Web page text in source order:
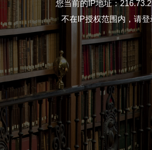
您当前的IP地址：
不在IP授权范围内，请登